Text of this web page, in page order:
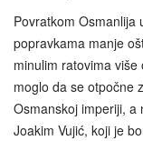
Povratkom Osmanlija
popravkama manje
minulim ratovima
moglo da se otpočne
Osmanskoj imperiji, a
Joakim Vujić, koji je